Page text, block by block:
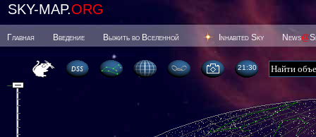
SKY-MAP.ORG
Главная Введение Выжить во Вселенной Inhabited Sky News@
21 30